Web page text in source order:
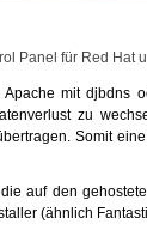
Panel für Red Hat
mit djbdns
zu
Somit
auf den
(ähnlich